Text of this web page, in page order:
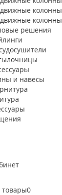
решения
и навесы
0